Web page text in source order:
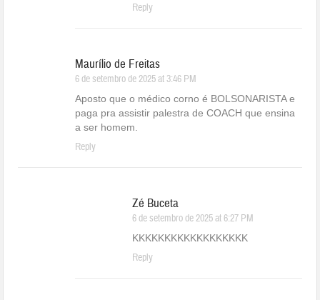
Reply
Maurílio de Freitas
6 de setembro de 2025 at 3:46 PM
Aposto que o médico corno é BOLSONARISTA e
paga pra assistir palestra de COACH que ensina
a ser homem.
Reply
Zé Buceta
6 de setembro de 2025 at 6:27 PM
KKKKKKKKKKKKKKKKKK
Reply